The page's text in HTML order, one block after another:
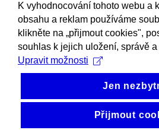
K vyhodnocování tohoto webu a
obsahu a reklam používáme
klikněte na „přijmout cookies",
souhlas k jejich uložení, správě a
Upravit možnosti
Jen
Přijmout